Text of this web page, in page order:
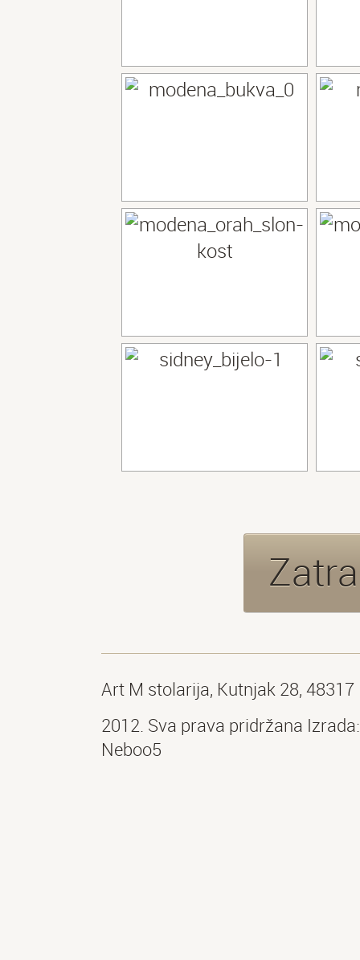
Art M stolarija, Kutnjak 28,
2012. Sva prava pridržana Izrada:
Neboo5